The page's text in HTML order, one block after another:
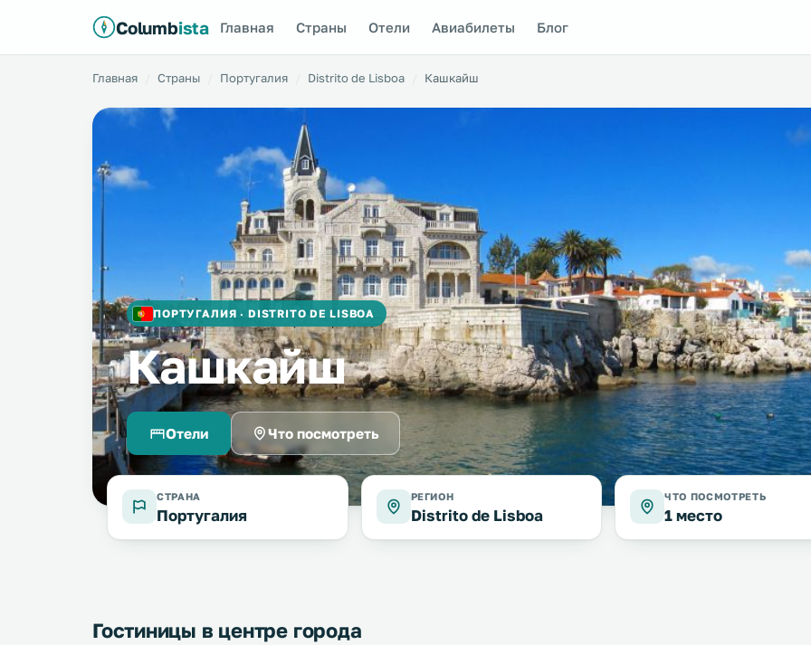
Columbista Главная Страны Отели Авиабилеты Блог
Главная Страны Португалия Distrito de Lisboa Кашкайш
ПОРТУГАЛИЯ · DISTRITO DE LISBOA
Кашкайш
Отели Что посмотреть
СТРАНА
Португалия
РЕГИОН
Distrito de Lisboa
ЧТО ПОСМОТРЕТЬ
1 место
Гостиницы в центре города